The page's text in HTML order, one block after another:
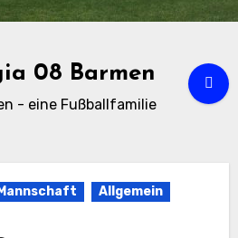
08 Barmen
- eine Fußballfamilie
Allgemein